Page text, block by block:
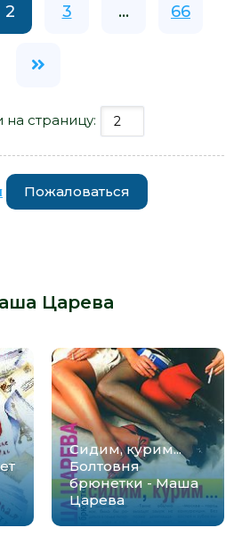
2 3 ... 66
страницу:
Пожаловаться
Царева
Сидим, курим...
Болтовня
брюнетки - Маша
Царева